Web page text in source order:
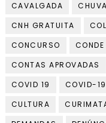
CAVALGADA
CHUVA
CNH GRATUITA
CONCURSO
CONDE
CONTAS APROVADAS
COVID 19
COVID-19
CULTURA